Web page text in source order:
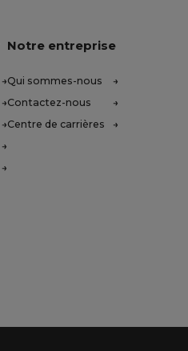
Notre entreprise
Qui sommes-nous
Contactez-nous
Centre de carrières